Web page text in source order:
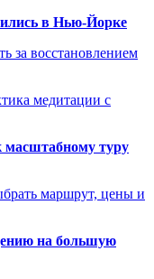
в Нью-Йорке
за восстановлением
медитации с
масштабному туру
маршрут, цены и
на большую